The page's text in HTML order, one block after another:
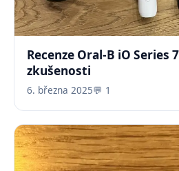
Recenze Oral-B iO Series
zkušenosti
6. března 2025💬 1